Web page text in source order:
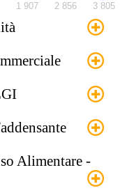
1 907 2 856 3 805
Alimentare -